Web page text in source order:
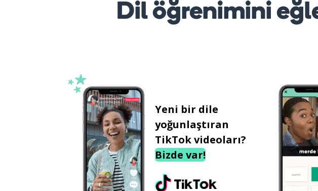
Dil öğrenimini
Yeni bir dile
yoğunlaştıran
TikTok videoları?
Bizde var!